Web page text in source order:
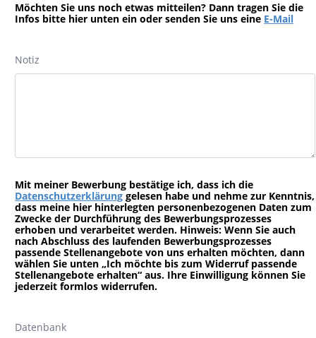
Möchten Sie uns noch etwas mitteilen? Dann tragen Sie die
Infos bitte hier unten ein oder senden Sie uns eine E-Mail
Notiz
Mit meiner Bewerbung bestätige ich, dass ich die
Datenschutzerklärung gelesen habe und nehme zur Kenntnis,
dass meine hier hinterlegten personenbezogenen Daten zum
Zwecke der Durchführung des Bewerbungsprozesses
erhoben und verarbeitet werden. Hinweis: Wenn Sie auch
nach Abschluss des laufenden Bewerbungsprozesses
passende Stellenangebote von uns erhalten möchten, dann
wählen Sie unten „Ich möchte bis zum Widerruf passende
Stellenangebote erhalten“ aus. Ihre Einwilligung können Sie
jederzeit formlos widerrufen.
Datenbank